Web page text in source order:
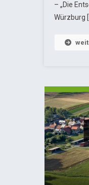
– „Die
Würzburg